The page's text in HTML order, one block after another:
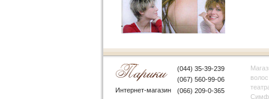
Интернет-магазин
(044) 35-39-239
(067) 560-99-06
(066) 209-0-365